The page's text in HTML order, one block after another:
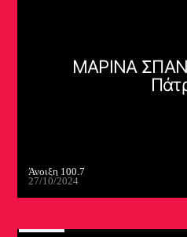
ΜΑΡΙΝΑ
Άνοιξη 100.7
27/10/2024